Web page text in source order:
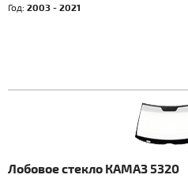
Год: 2003 - 2021
Лобовое стекло КАМАЗ 5320